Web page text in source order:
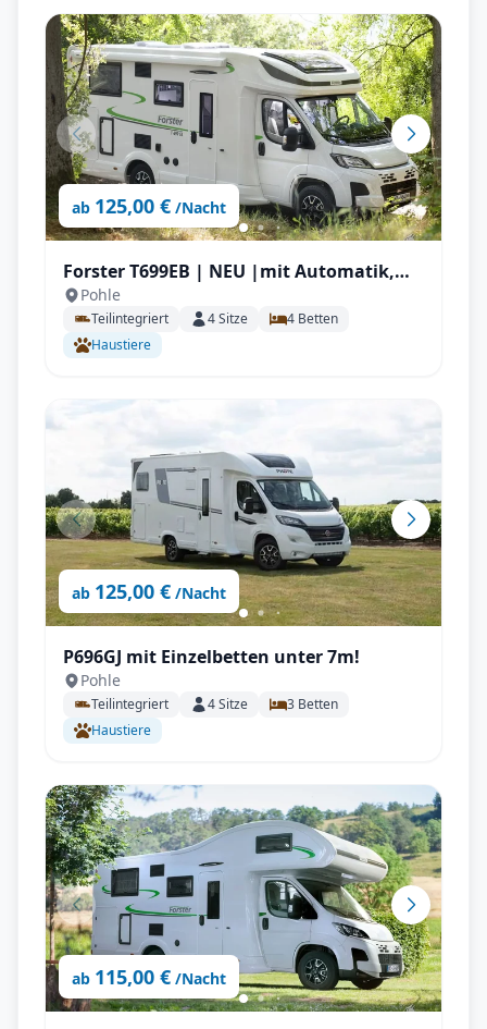
ab 125,00 € /Nacht
Forster T699EB | NEU |mit Automatik,
Längstbetten
Pohle
Teilintegriert 4Sitze 4 Betten
Haustiere
ab 125,00 € /Nacht
P696GJ mit Einzelbetten unter 7m!
Pohle
Teilintegriert 4Sitze 3 Betten
Haustiere
ab 115,00 € /Nacht